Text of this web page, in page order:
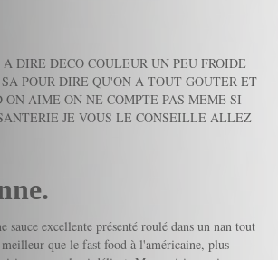
DIRE DECO COULEUR UN PEU FROIDE
POUR DIRE QU'ON A TOUT GOUTER ET
ON AIME ON NE COMPTE PAS MEME SI
JE VOUS LE CONSEILLE ALLEZ
sauce excellente présenté roulé dans un nan tout
meilleur que le fast food à l'américaine, plus